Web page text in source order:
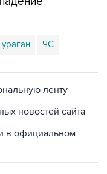
ураган ЧС
ленту
новостей сайта
в официальном